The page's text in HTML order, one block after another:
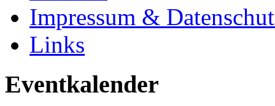
Impressum &
Links
Eventkalender